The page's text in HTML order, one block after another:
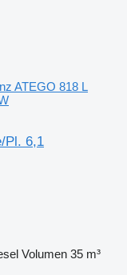
ATEGO 818 L
Pl. 6,1
Volumen 35 m³